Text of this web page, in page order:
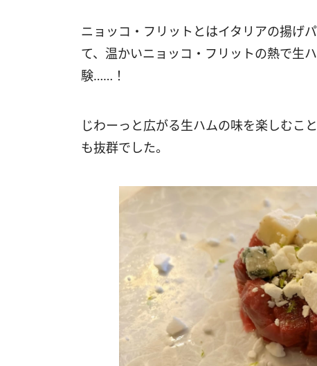
ニョッコ・フリットとはイタリアの揚げ
て、温かいニョッコ・フリットの熱で生
験……！
じわーっと広がる生ハムの味を楽しむこ
も抜群でした。